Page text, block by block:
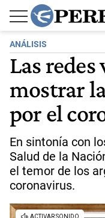
ANÁLISIS
Las redes
mostrar
por el
En sintonía con
Salud de la
el temor de los
coronavirus.